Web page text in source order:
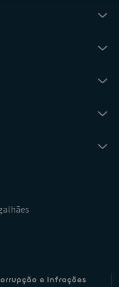
e Infrações